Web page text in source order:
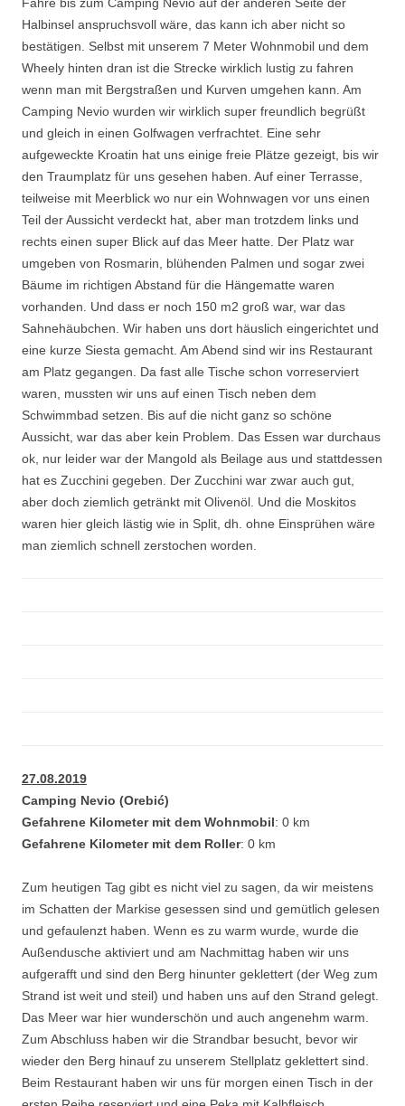
Halbinsel anspruchsvoll wäre, das kann ich aber nicht so
bestätigen. Selbst mit unserem 7 Meter Wohnmobil und dem
Wheely hinten dran ist die Strecke wirklich lustig zu fahren
wenn man mit Bergstraßen und Kurven umgehen kann. Am
Camping Nevio wurden wir wirklich super freundlich begrüßt
und gleich in einen Golfwagen verfrachtet. Eine sehr
aufgeweckte Kroatin hat uns einige freie Plätze gezeigt, bis wir
den Traumplatz für uns gesehen haben. Auf einer Terrasse,
teilweise mit Meerblick wo nur ein Wohnwagen vor uns einen
Teil der Aussicht verdeckt hat, aber man trotzdem links und
rechts einen super Blick auf das Meer hatte. Der Platz war
umgeben von Rosmarin, blühenden Palmen und sogar zwei
Bäume im richtigen Abstand für die Hängematte waren
vorhanden. Und dass er noch 150 m2 groß war, war das
Sahnehäubchen. Wir haben uns dort häuslich eingerichtet und
eine kurze Siesta gemacht. Am Abend sind wir ins Restaurant
am Platz gegangen. Da fast alle Tische schon vorreserviert
waren, mussten wir uns auf einen Tisch neben dem
Schwimmbad setzen. Bis auf die nicht ganz so schöne
Aussicht, war das aber kein Problem. Das Essen war durchaus
ok, nur leider war der Mangold als Beilage aus und stattdessen
hat es Zucchini gegeben. Der Zucchini war zwar auch gut,
aber doch ziemlich getränkt mit Olivenöl. Und die Moskitos
waren hier gleich lästig wie in Split, dh. ohne Einsprühen wäre
man ziemlich schnell zerstochen worden.
27.08.2019
Camping Nevio (Orebić)
Gefahrene Kilometer mit dem Wohnmobil: 0 km
Gefahrene Kilometer mit dem Roller: 0 km
Zum heutigen Tag gibt es nicht viel zu sagen, da wir meistens
im Schatten der Markise gesessen sind und gemütlich gelesen
und gefaulenzt haben. Wenn es zu warm wurde, wurde die
Außendusche aktiviert und am Nachmittag haben wir uns
aufgerafft und sind den Berg hinunter geklettert (der Weg zum
Strand ist weit und steil) und haben uns auf den Strand gelegt.
Das Meer war hier wunderschön und auch angenehm warm.
Zum Abschluss haben wir die Strandbar besucht, bevor wir
wieder den Berg hinauf zu unserem Stellplatz geklettert sind.
Beim Restaurant haben wir uns für morgen einen Tisch in der